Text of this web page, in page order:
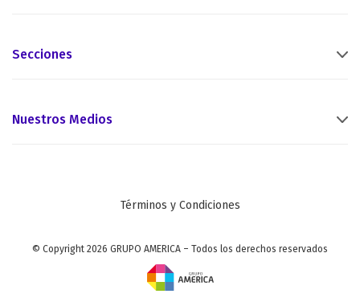
Secciones
Nuestros Medios
Términos y Condiciones
© Copyright 2026 GRUPO AMERICA – Todos los derechos reservados